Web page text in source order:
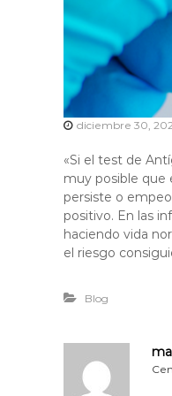
diciembre 30,
«Si el test de
muy posible que
persiste o
positivo. En las
haciendo vida
el riesgo
Blog